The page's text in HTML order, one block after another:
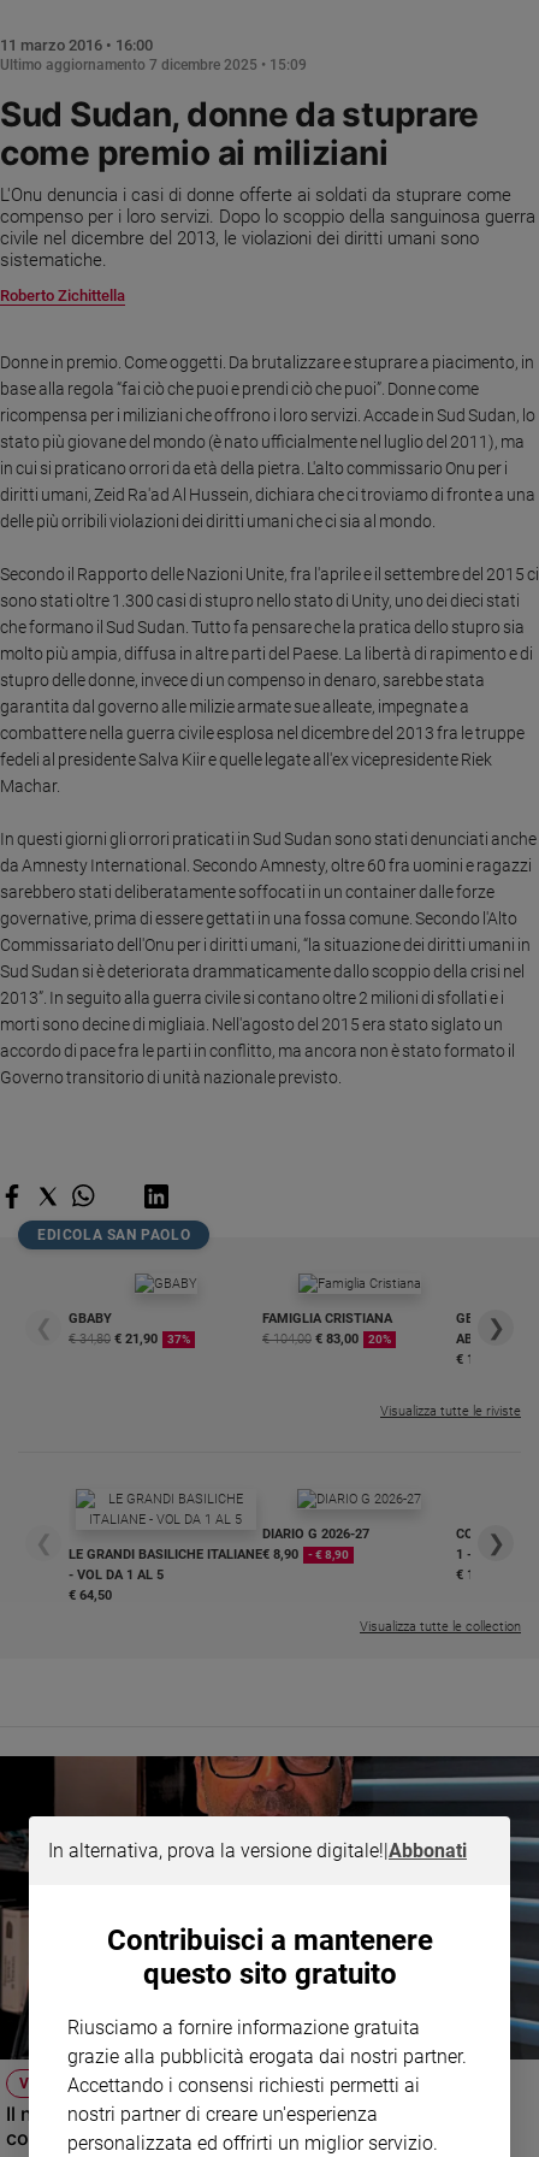
Chiesa
e
Devozione
e
fede
Parola
Santo
del
giorno
Società
e
valori
e
Creato
Volontariato
Diritti
Aziende
di
valore
Caso
settimana
Migranti
Diversità
e
inclusione
Costume
Cultura
e
spettacoli
streaming
Arte
Nonni
Vai
Video
Podcast
Privacy
Sud Sudan, donne da stuprare
come premio ai miliziani
L'Onu denuncia i casi di donne offerte ai soldati da stuprare come
compenso per i loro servizi. Dopo lo scoppio della sanguinosa guerra
civile nel dicembre del 2013, le violazioni dei diritti umani sono
sistematiche.
Roberto Zichittella
11 marzo 2016 • 16:00
Ultimo aggiornamento 7 dicembre 2025 • 15:09
Donne in premio. Come oggetti. Da brutalizzare e stuprare a piacimento, in
base alla regola “fai ciò che puoi e prendi ciò che puoi”. Donne come
ricompensa per i miliziani che offrono i loro servizi. Accade in Sud Sudan, lo
stato più giovane del mondo (è nato ufficialmente nel luglio del 2011), ma
in cui si praticano orrori da età della pietra. L'alto commissario Onu per i
diritti umani, Zeid Ra'ad Al Hussein, dichiara che ci troviamo di fronte a una
delle più orribili violazioni dei diritti umani che ci sia al mondo.
Secondo il Rapporto delle Nazioni Unite, fra l'aprile e il settembre del 2015 ci
sono stati oltre 1.300 casi di stupro nello stato di Unity, uno dei dieci stati
che formano il Sud Sudan. Tutto fa pensare che la pratica dello stupro sia
molto più ampia, diffusa in altre parti del Paese. La libertà di rapimento e di
stupro delle donne, invece di un compenso in denaro, sarebbe stata
garantita dal governo alle milizie armate sue alleate, impegnate a
combattere nella guerra civile esplosa nel dicembre del 2013 fra le truppe
fedeli al presidente Salva Kiir e quelle legate all'ex vicepresidente Riek
Machar.
In questi giorni gli orrori praticati in Sud Sudan sono stati denunciati anche
da Amnesty International. Secondo Amnesty, oltre 60 fra uomini e ragazzi
sarebbero stati deliberatamente soffocati in un container dalle forze
governative, prima di essere gettati in una fossa comune. Secondo l'Alto
Commissariato dell'Onu per i diritti umani, “la situazione dei diritti umani in
Sud Sudan si è deteriorata drammaticamente dallo scoppio della crisi nel
2013”. In seguito alla guerra civile si contano oltre 2 milioni di sfollati e i
morti sono decine di migliaia. Nell'agosto del 2015 era stato siglato un
accordo di pace fra le parti in conflitto, ma ancora non è stato formato il
Governo transitorio di unità nazionale previsto.
EDICOLA SAN PAOLO
❮
GBABY
€ 34,80 € 21,90 37%
FAMIGLIA CRISTIANA
€ 104,00 € 83,00 20%
GBABY
€ 16,99
❯
Visualizza tutte le riviste
❮
LE GRANDI BASILICHE ITALIANE
- VOL DA 1 AL 5
€ 64,50
DIARIO G 2026-27
€ 8,90
- € 8,90
COLLANA
1 - 2
€ 18,50
❯
Visualizza tutte le collection
VIDEO
Il nuovo numero di Famiglia Cristiana raccontato dal
condirettore.
In alternativa, prova la versione digitale!|Abbonati
Contribuisci a mantenere
questo sito gratuito
Riusciamo a fornire informazione gratuita
grazie alla pubblicità erogata dai nostri partner.
Accettando i consensi richiesti permetti ai
nostri partner di creare un'esperienza
personalizzata ed offrirti un miglior servizio.